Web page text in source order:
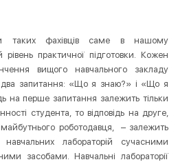
таких фахівців саме в нашому
рівень практичної підготовки. Кожен
вищого навчального закладу
два запитання: «Що я знаю?» і «Що я
на перше запитання залежить тільки
студента, то відповідь на друге,
майбутнього роботодавця, – залежить
лабораторій сучасними
засобами. Навчальні лабораторії